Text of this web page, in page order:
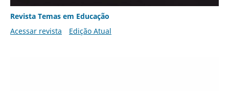
Revista Temas em Educação
Acessar revista
Edição Atual